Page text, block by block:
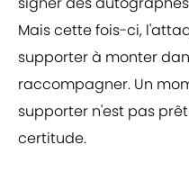
Mais cette fois-ci,
supporter à monter
raccompagner. Un
supporter n'est pas
certitude.